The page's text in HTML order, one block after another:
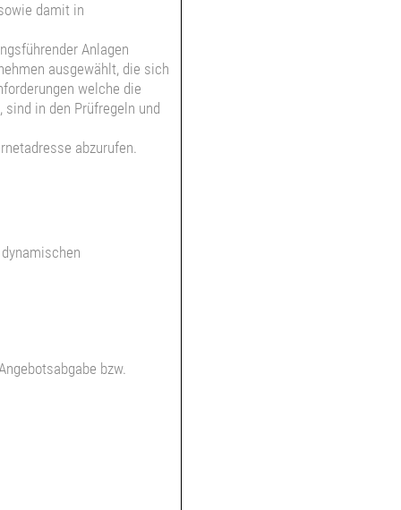
damit in
Anlagen
ausgewählt, die sich
welche die
in den Prüfregeln und
abzurufen.
bzw.